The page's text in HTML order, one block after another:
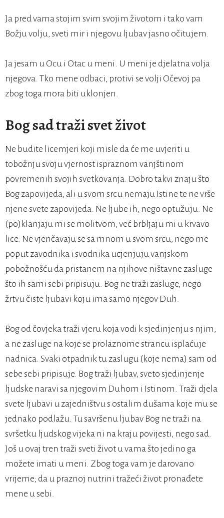
Ja pred vama stojim svim svojim životom i tako vam
Božju volju, sveti mir i njegovu ljubav jasno očitujem.
Ja jesam u Ocu i Otac u meni. U meni je djelatna volja
njegova. Tko mene odbaci, protivi se volji Očevoj pa
zbog toga mora biti uklonjen.
Bog sad traži svet život
Ne budite licemjeri koji misle da će me uvjeriti u
tobožnju svoju vjernost ispraznom vanjštinom
povremenih svojih svetkovanja. Dobro takvi znaju što
Bog zapovijeda, ali u svom srcu nemaju Istine te ne vrše
njene svete zapovijeda. Ne ljube ih, nego optužuju. Ne
(po)klanjaju mi se molitvom, već brbljaju mi u krvavo
lice. Ne vjenčavaju se sa mnom u svom srcu, nego me
poput zavodnika i svodnika ucjenjuju vanjskom
pobožnošću da pristanem na njihove ništavne zasluge
što ih sami sebi pripisuju. Bog ne traži zasluge, nego
žrtvu čiste ljubavi koju ima samo njegov Duh.
Bog od čovjeka traži vjeru koja vodi k sjedinjenju s njim,
a ne zasluge na koje se prolaznome strancu isplaćuje
nadnica. Svaki otpadnik tu zaslugu (koje nema) sam od
sebe sebi pripisuje. Bog traži ljubav, sveto sjedinjenje
ljudske naravi sa njegovim Duhom i Istinom. Traži djela
svete ljubavi u zajedništvu s ostalim dušama koje mu se
jednako podlažu. Tu savršenu ljubav Bog ne traži na
svršetku ljudskog vijeka ni na kraju povijesti, nego sad.
Još u ovaj tren traži sveti život u vama što jedino ga
možete imati u meni. Zbog toga vam je darovano
vrijeme; da u praznoj nutrini tražeći život pronađete
mene u sebi.